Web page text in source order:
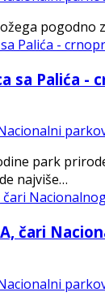
pogodno
sa Palića -
park
najviše…
čari